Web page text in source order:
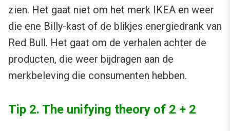
zien. Het gaat niet om het merk IKEA en weer
die ene Billy-kast of de blikjes energiedrank van
Red Bull. Het gaat om de verhalen achter de
producten, die weer bijdragen aan de
merkbeleving die consumenten hebben.
Tip 2. The unifying theory of 2 + 2